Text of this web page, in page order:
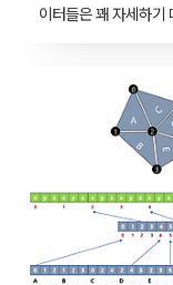
이터들은 꽤 자세하기
을 때는 그 커다란 덩
하고 크기도 제각각
람이 많이 살지 않는
아파트 한 동 크기에
를 그대로 join 시켜서
면 한 눈에 밀도를 파
격자로 재분배하는 작..